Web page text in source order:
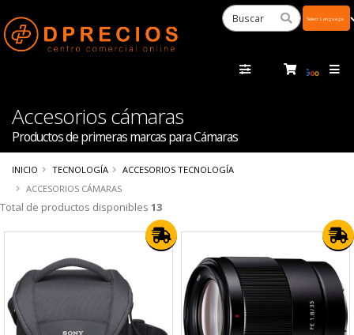
Accesorios cámaras
Productos de primeras marcas para Cámaras
INICIO TECNOLOGÍA
ACCESORIOS TECNOLOGÍA
ACCESORIOS CÁMARAS
Total de productos disponibles 13